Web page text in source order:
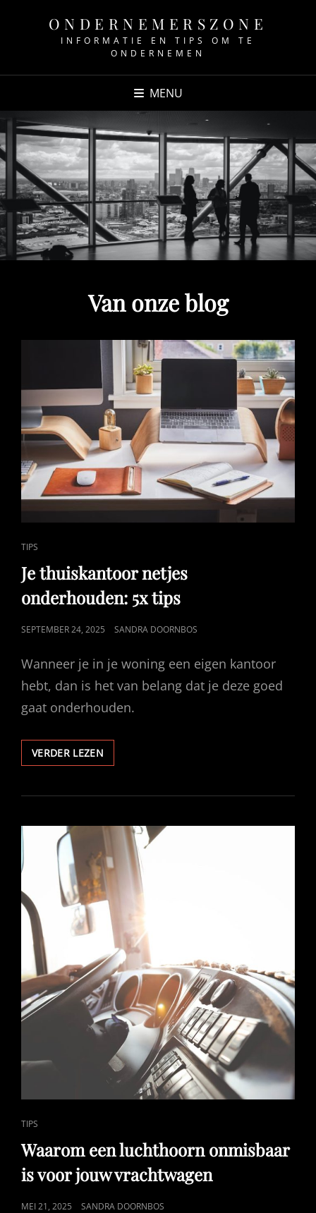
ONDERNEMERSZONE
INFORMATIE EN TIPS OM TE
ONDERNEMEN
MENU
Van onze blog
CAT
LINKS
TIPS
Je thuiskantoor netjes
onderhouden: 5x tips
GEPUBLICEERD
SEPTEMBER 24, 2025 SANDRA DOORNBOS
Wanneer je in je woning een eigen kantoor
hebt, dan is het van belang dat je deze goed
gaat onderhouden.
VERDER LEZEN
THUISKANTOOR
ONDERHOUDEN:
TIPS
CAT
LINKS
TIPS
Waarom een luchthoorn onmisbaar
is voor jouw vrachtwagen
GEPUBLICEERD
MEI 21, 2025 SANDRA DOORNBOS